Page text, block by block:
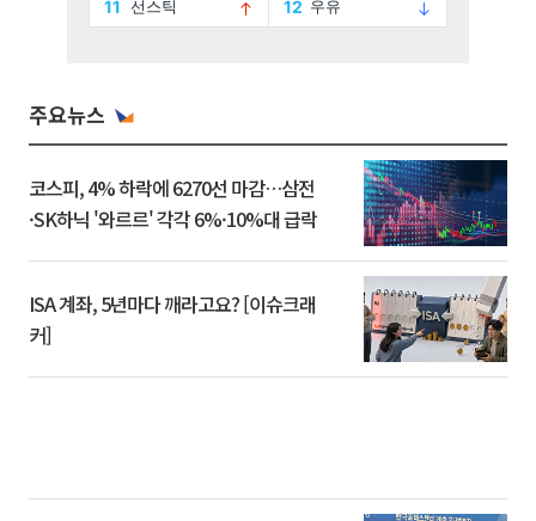
주요뉴스
코스피, 4% 하락에 6270선 마감…삼전
·SK하닉 '와르르' 각각 6%·10%대 급락
ISA 계좌, 5년마다 깨라고요? [이슈크래
커]